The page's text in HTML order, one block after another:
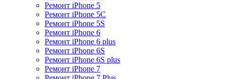
Ремонт iPhone 5
Ремонт iPhone 5C
Ремонт iPhone 5S
Ремонт iPhone 6
Ремонт iPhone 6 plus
Ремонт iPhone 6S
Ремонт iPhone 6S plus
Ремонт iPhone 7